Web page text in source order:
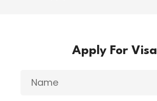
Apply For Visa